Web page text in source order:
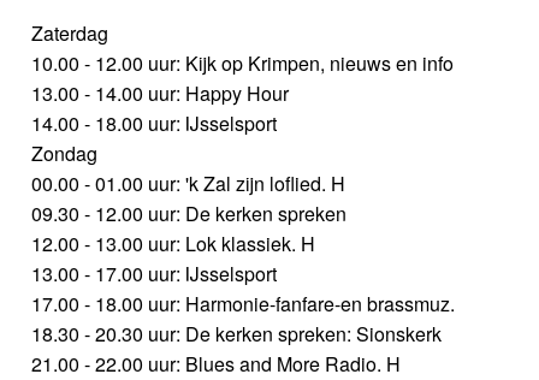
Zaterdag
10.00 - 12.00 uur: Kijk op Krimpen, nieuws en info
13.00 - 14.00 uur: Happy Hour
14.00 - 18.00 uur: IJsselsport
Zondag
00.00 - 01.00 uur: 'k Zal zijn loflied. H
09.30 - 12.00 uur: De kerken spreken
12.00 - 13.00 uur: Lok klassiek. H
13.00 - 17.00 uur: IJsselsport
17.00 - 18.00 uur: Harmonie-fanfare-en brassmuz.
18.30 - 20.30 uur: De kerken spreken: Sionskerk
21.00 - 22.00 uur: Blues and More Radio. H